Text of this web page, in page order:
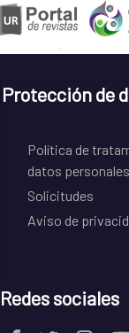
Protección de
Política de
datos personales
Solicitudes
Aviso de
Redes sociales